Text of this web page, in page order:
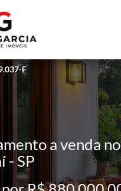
F
a venda
- SP